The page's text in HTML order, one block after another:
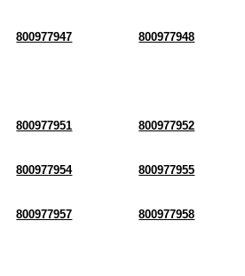
800977947 800977948
800977951 800977952
800977954 800977955
800977957 800977958